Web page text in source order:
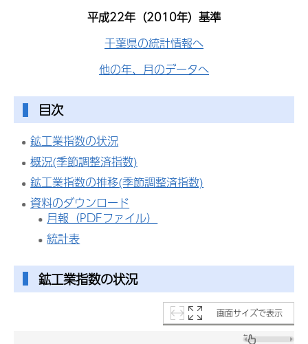
平成22年（2010年）基準
千葉県の統計情報へ
他の年、月のデータへ
目次
鉱工業指数の状況
概況(季節調整済指数)
鉱工業指数の推移(季節調整済指数)
資料のダウンロード
月報（PDFファイル）
統計表
鉱工業指数の状況
画面サイズで表示